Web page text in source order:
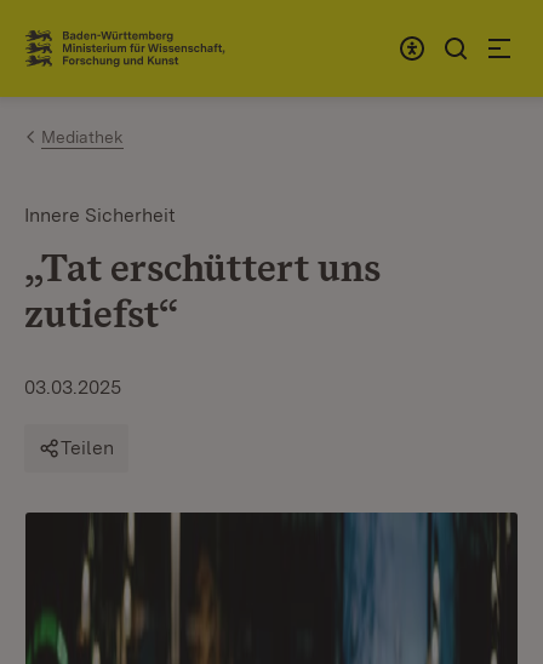
Zum Inhalt springen
Link zur Startseite
Mediathek
Innere Sicherheit
„Tat erschüttert uns
zutiefst“
03.03.2025
Teilen